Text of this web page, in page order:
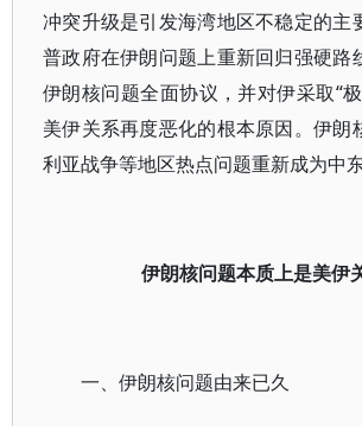
冲突升级是引发海湾地区不稳定的主
普政府在伊朗问题上重新回归强硬路
伊朗核问题全面协议，并对伊采取“
美伊关系再度恶化的根本原因。伊朗
利亚战争等地区热点问题重新成为中东
伊朗核问题本质上是美伊
一、伊朗核问题由来已久